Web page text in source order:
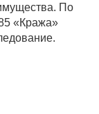
По
«Кража»